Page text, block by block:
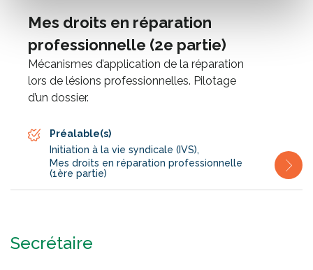
Mes droits en réparation
professionnelle (2e partie)
Mécanismes d’application de la réparation
lors de lésions professionnelles. Pilotage
d’un dossier.
Préalable(s)
Initiation à la vie syndicale (IVS),
Mes droits en réparation professionnelle
(1ère partie)
Secrétaire